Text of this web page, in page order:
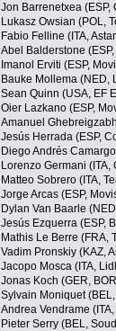
Jon Barrenetxea
Lukasz Owsian (POL,
Fabio Felline (ITA,
Abel Balderstone
Imanol Erviti (ESP,
Bauke Mollema (NED,
Sean Quinn (USA, EF
Oier Lazkano (ESP,
Amanuel
Jesús Herrada (ESP,
Diego Andrés
Lorenzo Germani (ITA,
Matteo Sobrero (ITA,
Jorge Arcas (ESP,
Dylan Van Baarle
Jesús Ezquerra (ESP,
Mathis Le Berre (FRA,
Vadim Pronskiy (KAZ,
Jacopo Mosca (ITA,
Jonas Koch (GER,
Sylvain Moniquet
Andrea Vendrame
Pieter Serry (BEL,